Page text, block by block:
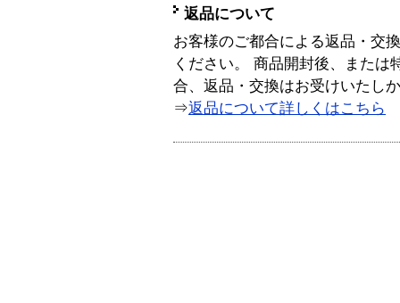
返品について
お客様のご都合による返品・交
ください。 商品開封後、または
合、返品・交換はお受けいたし
⇒返品について詳しくはこちら